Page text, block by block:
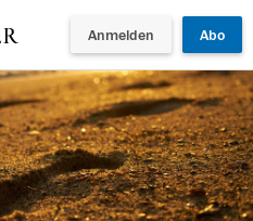
Anmelden Abo